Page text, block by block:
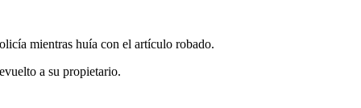
mientras huía con el artículo robado.
a su propietario.